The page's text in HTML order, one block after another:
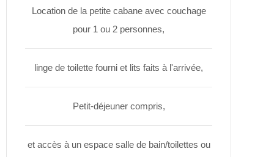
Location de la petite cabane avec couchage
pour 1 ou 2 personnes,
linge de toilette fourni et lits faits à l'arrivée,
Petit-déjeuner compris,
et accès à un espace salle de bain/toilettes ou